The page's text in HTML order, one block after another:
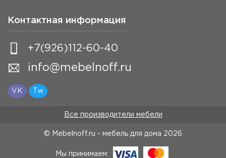
Контактная информация
+7(926)112-60-40
info@mebelnoff.ru
VK Tw
Все производители мебели
© Mebelnoff.ru - мебель для дома 2026
Мы принимаем: